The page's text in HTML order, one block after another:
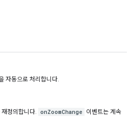
자동으로 처리합니다.
정의합니다. onZoomChange
이벤트는 계속